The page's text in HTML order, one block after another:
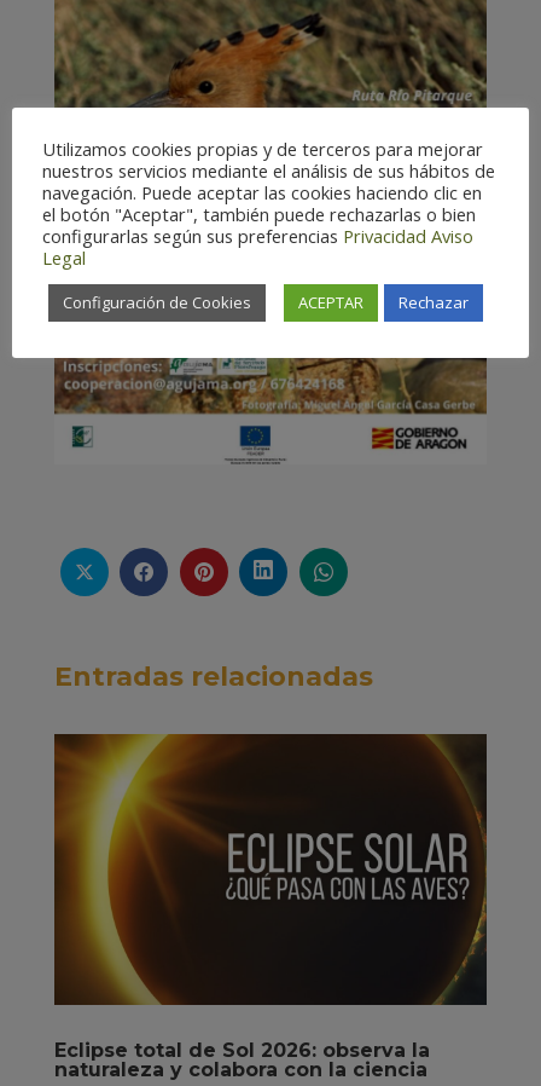
Entradas relacionadas
Eclipse total de Sol 2026: observa la
naturaleza y colabora con la ciencia
Utilizamos cookies propias y de terceros para mejorar
nuestros servicios mediante el análisis de sus hábitos de
navegación. Puede aceptar las cookies haciendo clic en
el botón "Aceptar", también puede rechazarlas o bien
configurarlas según sus preferencias Privacidad Aviso
Legal
Configuración de Cookies ACEPTAR Rechazar